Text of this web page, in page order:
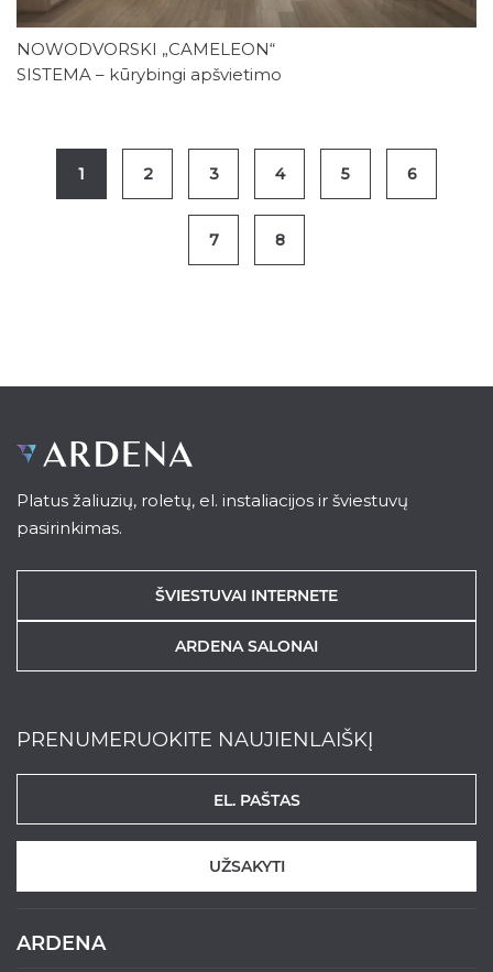
NOWODVORSKI „CAMELEON“
SISTEMA – kūrybingi apšvietimo
1 2 3 4 5 6
7 8
Platus žaliuzių, roletų, el. instaliacijos ir šviestuvų
pasirinkimas.
ŠVIESTUVAI INTERNETE
ARDENA SALONAI
PRENUMERUOKITE NAUJIENLAIŠKĮ
UŽSAKYTI
ARDENA